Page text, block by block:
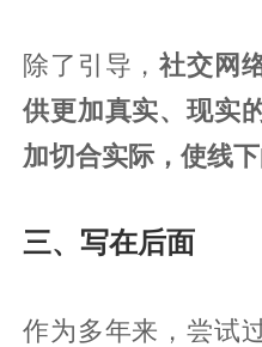
除了引导，社交网
供更加真实、现实
加切合实际，使线下
三、写在后面
作为多年来，尝试